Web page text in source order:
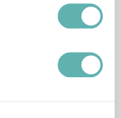
(1kg) (Brand
Inclusief BTW